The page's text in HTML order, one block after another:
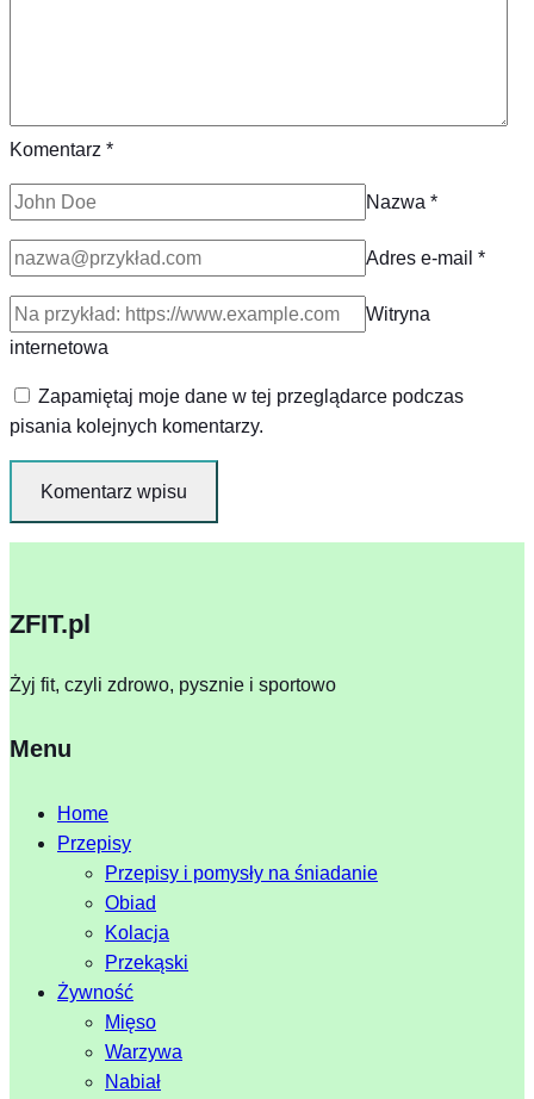
Komentarz *
Nazwa *
Adres e-mail *
Witryna
internetowa
Zapamiętaj moje dane w tej przeglądarce podczas
pisania kolejnych komentarzy.
ZFIT.pl
Żyj fit, czyli zdrowo, pysznie i sportowo
Menu
Home
Przepisy
Przepisy i pomysły na śniadanie
Obiad
Kolacja
Przekąski
Żywność
Mięso
Warzywa
Nabiał